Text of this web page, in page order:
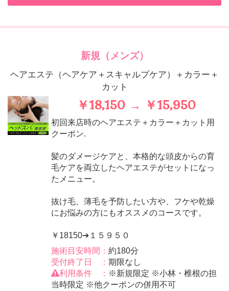
新規（メンズ）
ヘアエステ（ヘアケア＋スキャルプケア）＋カラー＋
カット
￥18,150 → ￥15,950
初回来店時のヘアエステ＋カラー＋カット用
クーポン.
髪のダメージケアと、本格的な頭皮からの育
毛ケアを両立したヘアエステがセットになっ
たメニュー。
抜け毛、薄毛を予防したい方や、フケや乾燥
にお悩みの方にもオススメのコースです。
￥18150➔１５９５０
施術目安時間： 約180分
受付終了日 ： 期限なし
利用条件 ： ※新規限定 ※小林・椎根の担
当時限定 ※他クーポンの併用不可